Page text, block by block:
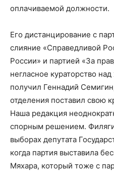
оплачиваемой должности.
Его дистанцирование с
слияние «Справедливой
России» и партией «За
негласное кураторство
получил Геннадий
отделения поставил свою
Наша редакция
спорным решением.
выборах депутата
когда партия выставила
Мяхара, который тоже с